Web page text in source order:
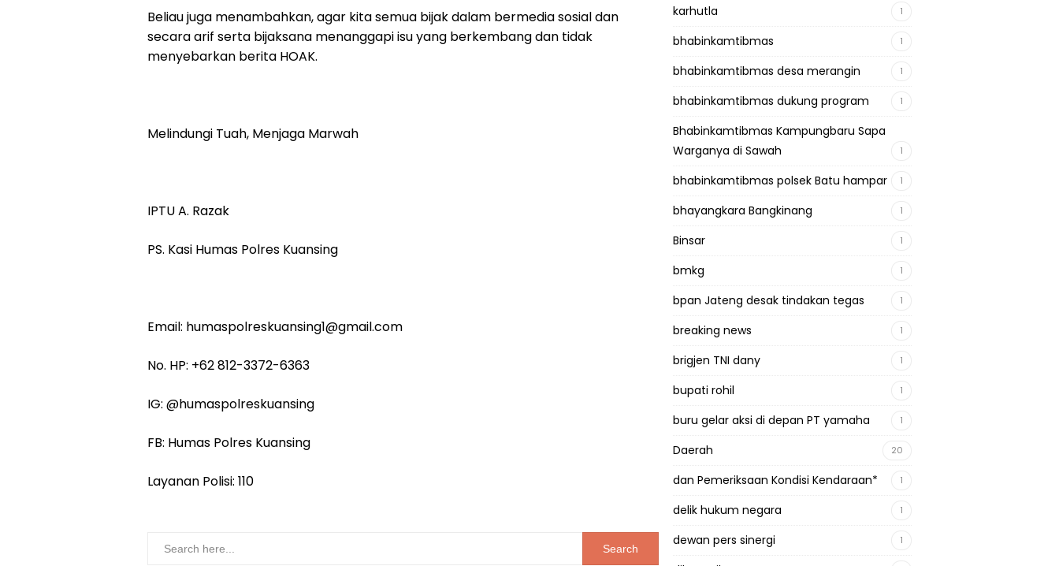
Beliau juga menambahkan, agar kita semua bijak dalam bermedia sosial dan
secara arif serta bijaksana menanggapi isu yang berkembang dan tidak
menyebarkan berita HOAK.
Melindungi Tuah, Menjaga Marwah
IPTU A. Razak
PS. Kasi Humas Polres Kuansing
Email: humaspolreskuansing1@gmail.com
No. HP: +62 812-3372-6363
IG: @humaspolreskuansing
FB: Humas Polres Kuansing
Layanan Polisi: 110
karhutla
1
bhabinkamtibmas 1
bhabinkamtibmas desa merangin 1
bhabinkamtibmas dukung program 1
Bhabinkamtibmas Kampungbaru Sapa
Warganya di Sawah
1
bhabinkamtibmas polsek Batu hampar 1
bhayangkara Bangkinang 1
Binsar 1
bmkg 1
bpan Jateng desak tindakan tegas 1
breaking news 1
brigjen TNI dany 1
bupati rohil 1
buru gelar aksi di depan PT yamaha 1
Daerah 20
dan Pemeriksaan Kondisi Kendaraan* 1
delik hukum negara 1
dewan pers sinergi 1